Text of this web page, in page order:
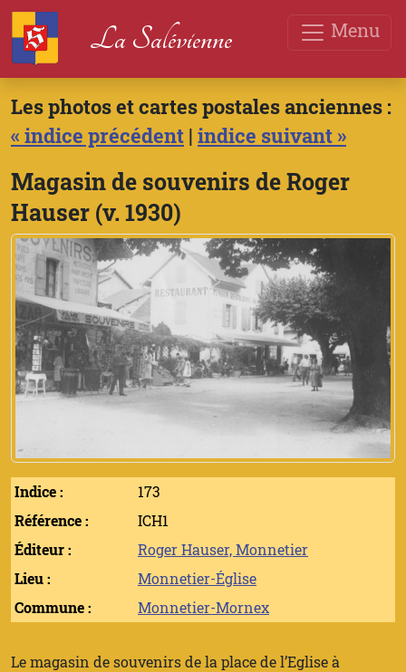
Menu
La Salévienne
Les photos et cartes postales anciennes :
« indice précédent | indice suivant »
Magasin de souvenirs de Roger
Hauser (v. 1930)
Indice :
173
Référence :
ICH1
Éditeur :
Roger Hauser, Monnetier
Lieu :
Monnetier-Église
Commune :
Monnetier-Mornex
Le magasin de souvenirs de la place de l’Eglise à